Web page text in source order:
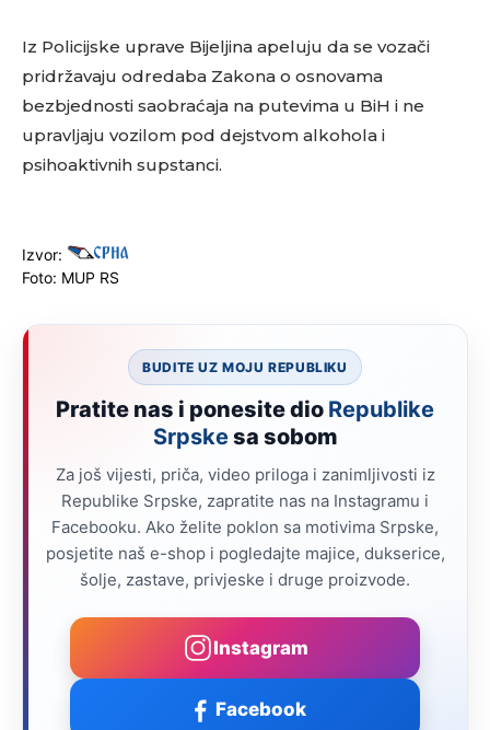
Iz Policijske uprave Bijeljina apeluju da se vozači
pridržavaju odredaba Zakona o osnovama
bezbjednosti saobraćaja na putevima u BiH i ne
upravljaju vozilom pod dejstvom alkohola i
psihoaktivnih supstanci.
Izvor:
Foto: MUP RS
BUDITE UZ MOJU REPUBLIKU
Pratite nas i ponesite dio Republike
Srpskesa sobom
Za još vijesti, priča, video priloga i zanimljivosti iz
Republike Srpske, zapratite nas na Instagramu i
Facebooku. Ako želite poklon sa motivima Srpske,
posjetite naš e-shop i pogledajte majice, dukserice,
šolje, zastave, privjeske i druge proizvode.
Instagram
Facebook